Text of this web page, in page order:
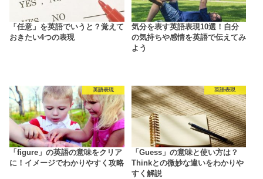
「任意」を英語でいうと？覚えて
おきたい4つの表現
気分を表す英語表現10選！自分
の気持ちや感情を英語で伝えてみ
よう
英語表現
「figure」の英語の意味をクリア
に！イメージでわかりやすく攻略
英語表現
「Guess」の意味と使い方は？
Thinkとの微妙な違いをわかりや
すく解説